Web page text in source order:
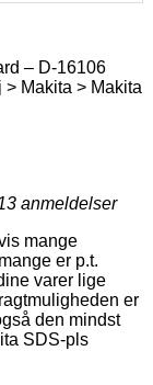
– D-16106
Makita > Makita
anmeldelser
mange
er p.t.
varer lige
er
den mindst
SDS-pls